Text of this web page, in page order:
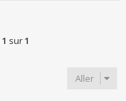
1 sur1
Aller